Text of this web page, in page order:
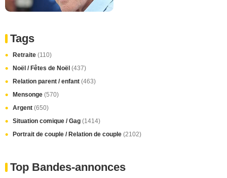
Tags
Retraite (110)
Noël / Fêtes de Noël (437)
Relation parent / enfant (463)
Mensonge (570)
Argent (650)
Situation comique / Gag (1414)
Portrait de couple / Relation de couple (2102)
Top Bandes-annonces